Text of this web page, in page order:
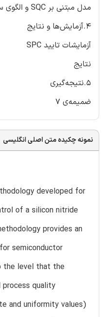
مدل مبتنی بر SQC و الگوی سازگاری
۴.آزمایش‌ها و نتایج
آزمایشات تایید SPC
نتایج
۵.نتیجه‌گیری
ضمیمه‌ی ۷
نمونه چکیده متن اصلی انگلیسی
developed for
of a silicon nitride
provides an
semiconductor
the level that the
quality
and uniformity values)